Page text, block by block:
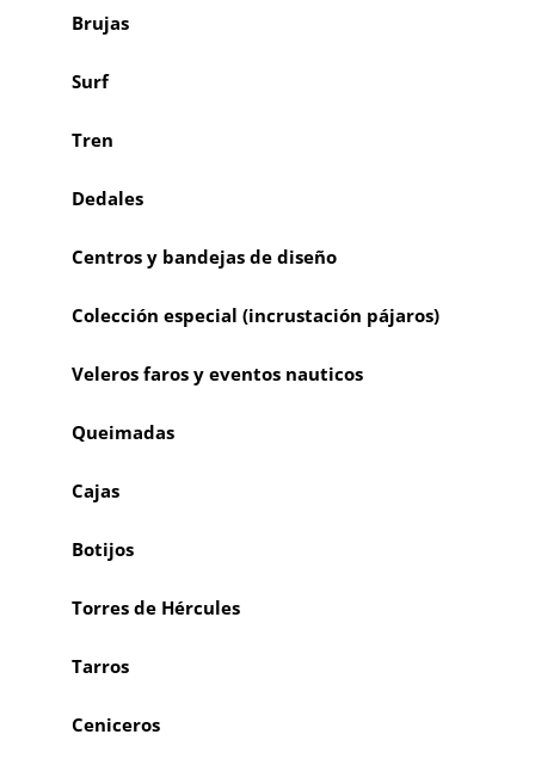
Brujas
Surf
Tren
Dedales
Centros y bandejas de diseño
Colección especial (incrustación pájaros)
Veleros faros y eventos nauticos
Queimadas
Cajas
Botijos
Torres de Hércules
Tarros
Ceniceros